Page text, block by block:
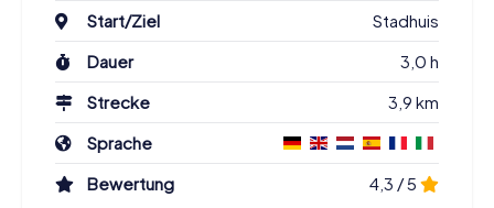
Start/Ziel
Stadhuis
Dauer
3,0 h
Strecke
3,9 km
Sprache
Bewertung
4,3 / 5